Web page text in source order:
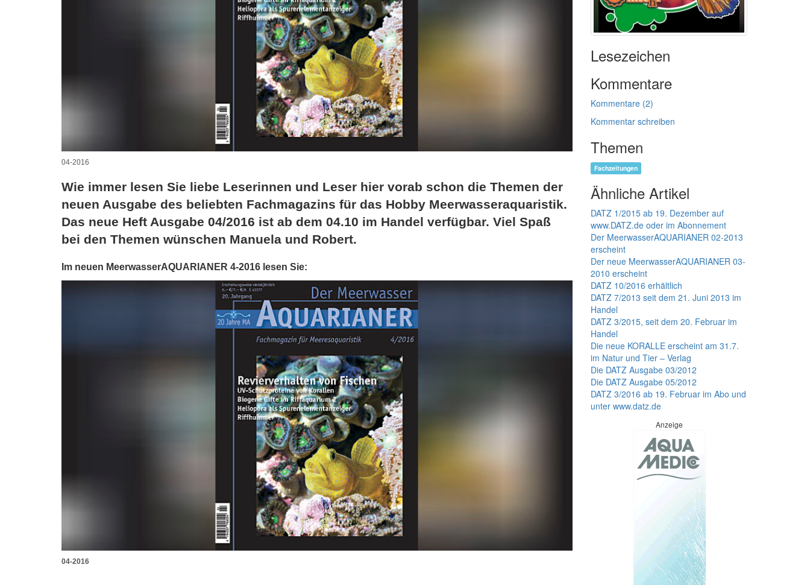
04-2016
Wie immer lesen Sie liebe Leserinnen und Leser hier vorab schon die Themen der
neuen Ausgabe des beliebten Fachmagazins für das Hobby Meerwasseraquaristik.
Das neue Heft Ausgabe 04/2016 ist ab dem 04.10 im Handel verfügbar. Viel Spaß
bei den Themen wünschen Manuela und Robert.
Im neuen MeerwasserAQUARIANER 4-2016 lesen Sie:
04-2016
Lesezeichen
Kommentare
Kommentare (2)
Kommentar schreiben
Themen
Fachzeitungen
Ähnliche Artikel
DATZ 1/2015 ab 19. Dezember auf
www.DATZ.de oder im Abonnement
Der MeerwasserAQUARIANER 02-2013
erscheint
Der neue MeerwasserAQUARIANER 03-
2010 erscheint
DATZ 10/2016 erhältlich
DATZ 7/2013 seit dem 21. Juni 2013 im
Handel
DATZ 3/2015, seit dem 20. Februar im
Handel
Die neue KORALLE erscheint am 31.7.
im Natur und Tier – Verlag
Die DATZ Ausgabe 03/2012
Die DATZ Ausgabe 05/2012
DATZ 3/2016 ab 19. Februar im Abo und
unter www.datz.de
Anzeige